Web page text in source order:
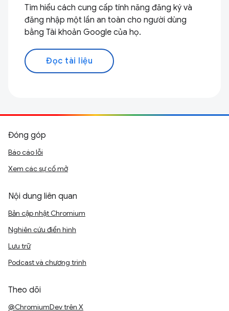
Tìm hiểu cách cung cấp tính năng đăng ký và
đăng nhập một lần an toàn cho người dùng
bằng Tài khoản Google của họ.
Đọc tài liệu
Đóng góp
Báo cáo lỗi
Xem các sự cố mở
Nội dung liên quan
Bản cập nhật Chromium
Nghiên cứu điển hình
Lưu trữ
Podcast và chương trình
Theo dõi
@ChromiumDev trên X